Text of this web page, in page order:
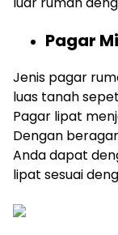
Pagar
Jenis pagar
luas tanah
Pagar lipat
Dengan
Anda dapat
lipat sesuai